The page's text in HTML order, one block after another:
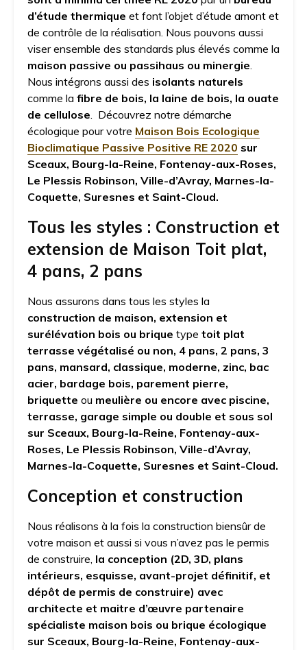
d’étude thermique et font l’objet d’étude amont et
de contrôle de la réalisation. Nous pouvons aussi
viser ensemble des standards plus élevés comme la
maison passive ou passihaus ou minergie.
Nous intégrons aussi des isolants naturels
comme la fibre de bois, la laine de bois, la ouate
de cellulose. Découvrez notre démarche
écologique pour votre Maison Bois Ecologique
Bioclimatique Passive Positive RE 2020 sur
Sceaux, Bourg-la-Reine, Fontenay-aux-Roses,
Le Plessis Robinson, Ville-d’Avray, Marnes-la-
Coquette, Suresnes et Saint-Cloud.
Tous les styles : Construction et
extension de Maison Toit plat,
4 pans, 2 pans
Nous assurons dans tous les styles la
construction de maison, extension et
surélévation bois ou brique type toit plat
terrasse végétalisé ou non, 4 pans, 2 pans, 3
pans, mansard, classique, moderne, zinc, bac
acier, bardage bois, parement pierre,
briquette ou meulière ou encore avec piscine,
terrasse, garage simple ou double et sous sol
sur Sceaux, Bourg-la-Reine, Fontenay-aux-
Roses, Le Plessis Robinson, Ville-d’Avray,
Marnes-la-Coquette, Suresnes et Saint-Cloud.
Conception et construction
Nous réalisons à la fois la construction biensûr de
votre maison et aussi si vous n’avez pas le permis
de construire, la conception (2D, 3D, plans
intérieurs, esquisse, avant-projet définitif, et
dépôt de permis de construire) avec
architecte et maitre d’œuvre partenaire
spécialiste maison bois ou brique écologique
sur Sceaux, Bourg-la-Reine, Fontenay-aux-